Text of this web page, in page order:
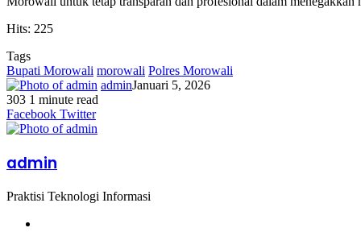
Hits: 225
Tags
Bupati Morowali morowali Polres Morowali
adminJanuari 5, 2026
303 1 minute read
Facebook
Twitter
LinkedIn
WhatsApp
Share
via
Print
Facebook TwitterMessenger
Messenger
WhatsApp
Telegram
Share
via
Print
admin
Praktisi Teknologi Informasi